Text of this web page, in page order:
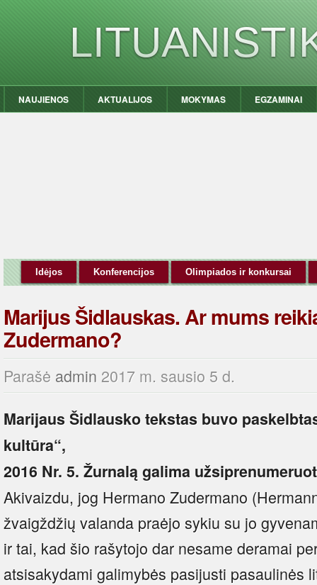
NAUJIENOS AKTUALIJOS MOKYMAS EGZAMINAI
Idėjos Konferencijos Olimpiados ir konkursai
Marijus Šidlauskas. Ar mums
Zudermano?
Parašė admin 2017 m. sausio 5 d.
Marijaus Šidlausko tekstas buvo
kultūra“,
2016 Nr. 5. Žurnalą galima
Akivaizdu, jog Hermano Zudermano
žvaigždžių valanda praėjo sykiu su jo
ir tai, kad šio rašytojo dar nesame deramai
atsisakydami galimybės pasijusti pasaulinės